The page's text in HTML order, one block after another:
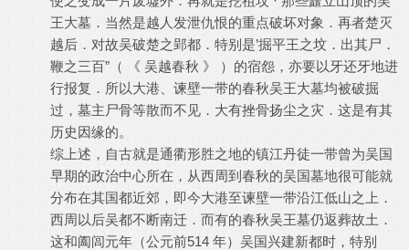
王大墓．当然是越人发泄仇恨的重点破坏对象．再者楚灭
越后．对故吴破楚之郢都．特别是’掘平王之坟．出其尸．
鞭之三百”（ 《 吴越春秋 》 ）的宿怨，亦要以牙还牙地进
行报复．所以大港、谏壁一带的春秋吴王大墓均被破掘
过，墓主尸骨等散而不见．大有挫骨扬尘之灾．这是有其
历史因缘的。
综上述，自古就是通衢形胜之地的镇江丹徒一带曾为吴国
早期的政治中心所在，从西周到春秋的吴国墓地很可能就
分布在其国都近郊，即今大港至谏壁一带沿江低山之上．
西周以后吴都不断南迁．而有的春秋吴王墓仍返葬故土．
这和阖闾元年（公元前514 年）吴国兴建新都时，特别